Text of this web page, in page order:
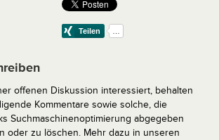
offenen Diskussion interessiert, behalten
Kommentare sowie solche, die
Suchmaschinenoptimierung abgegeben
oder zu löschen. Mehr dazu in unseren